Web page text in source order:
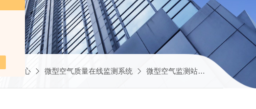
产品中心 微型空气质量在线监测系统 微型空气监测站 JYB-AQI江